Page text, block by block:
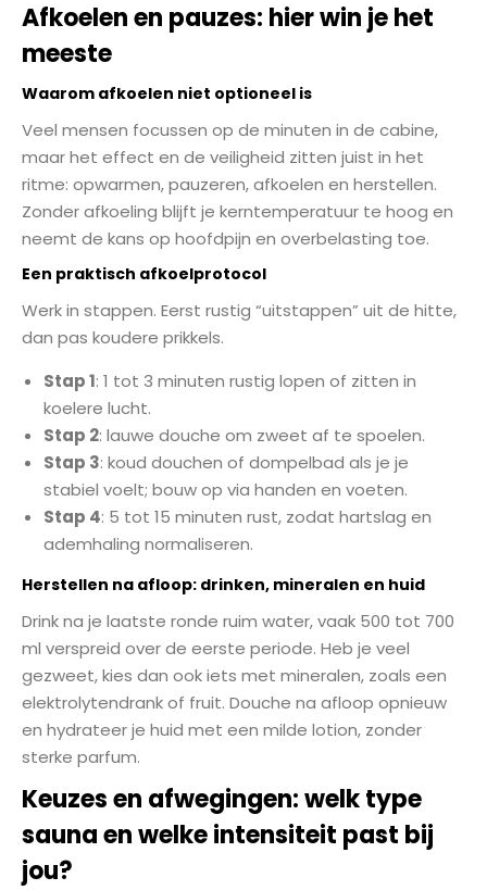
Afkoelen en pauzes: hier win je het
meeste
Waarom afkoelen niet optioneel is
Veel mensen focussen op de minuten in de cabine,
maar het effect en de veiligheid zitten juist in het
ritme: opwarmen, pauzeren, afkoelen en herstellen.
Zonder afkoeling blijft je kerntemperatuur te hoog en
neemt de kans op hoofdpijn en overbelasting toe.
Een praktisch afkoelprotocol
Werk in stappen. Eerst rustig “uitstappen” uit de hitte,
dan pas koudere prikkels.
Stap 1: 1 tot 3 minuten rustig lopen of zitten in
koelere lucht.
Stap 2: lauwe douche om zweet af te spoelen.
Stap 3: koud douchen of dompelbad als je je
stabiel voelt; bouw op via handen en voeten.
Stap 4: 5 tot 15 minuten rust, zodat hartslag en
ademhaling normaliseren.
Herstellen na afloop: drinken, mineralen en huid
Drink na je laatste ronde ruim water, vaak 500 tot 700
ml verspreid over de eerste periode. Heb je veel
gezweet, kies dan ook iets met mineralen, zoals een
elektrolytendrank of fruit. Douche na afloop opnieuw
en hydrateer je huid met een milde lotion, zonder
sterke parfum.
Keuzes en afwegingen: welk type
sauna en welke intensiteit past bij
jou?